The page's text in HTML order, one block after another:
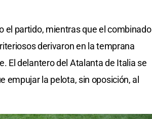
el partido, mientras que el combinado
derivaron en la temprana
El delantero del Atalanta de Italia se
empujar la pelota, sin oposición, al